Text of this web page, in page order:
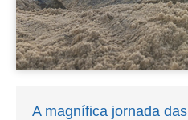
A magnífica jornada das